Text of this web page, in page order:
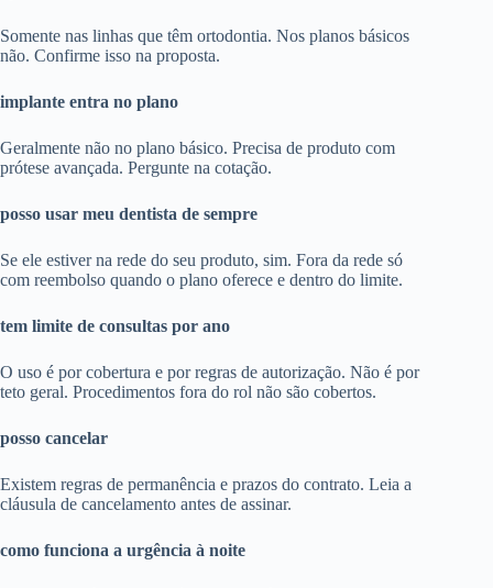
Somente nas linhas que têm ortodontia. Nos planos básicos
não. Confirme isso na proposta.
implante entra no plano
Geralmente não no plano básico. Precisa de produto com
prótese avançada. Pergunte na cotação.
posso usar meu dentista de sempre
Se ele estiver na rede do seu produto, sim. Fora da rede só
com reembolso quando o plano oferece e dentro do limite.
tem limite de consultas por ano
O uso é por cobertura e por regras de autorização. Não é por
teto geral. Procedimentos fora do rol não são cobertos.
posso cancelar
Existem regras de permanência e prazos do contrato. Leia a
cláusula de cancelamento antes de assinar.
como funciona a urgência à noite